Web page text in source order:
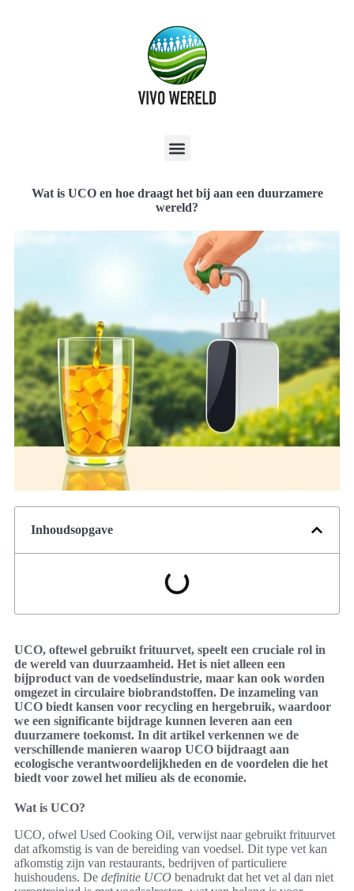
Wat is UCO en hoe draagt het bij aan een duurzamere
wereld?
Inhoudsopgave
UCO, oftewel gebruikt frituurvet, speelt een cruciale rol in
de wereld van duurzaamheid. Het is niet alleen een
bijproduct van de voedselindustrie, maar kan ook worden
omgezet in circulaire biobrandstoffen. De inzameling van
UCO biedt kansen voor recycling en hergebruik, waardoor
we een significante bijdrage kunnen leveren aan een
duurzamere toekomst. In dit artikel verkennen we de
verschillende manieren waarop UCO bijdraagt aan
ecologische verantwoordelijkheden en de voordelen die het
biedt voor zowel het milieu als de economie.
Wat is UCO?
UCO, ofwel Used Cooking Oil, verwijst naar gebruikt frituurvet
dat afkomstig is van de bereiding van voedsel. Dit type vet kan
afkomstig zijn van restaurants, bedrijven of particuliere
huishoudens. De definitie UCO benadrukt dat het vet al dan niet